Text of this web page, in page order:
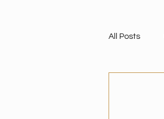
All Posts